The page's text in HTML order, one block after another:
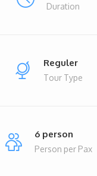
Duration
Reguler
Tour Type
6 person
Person per Pax